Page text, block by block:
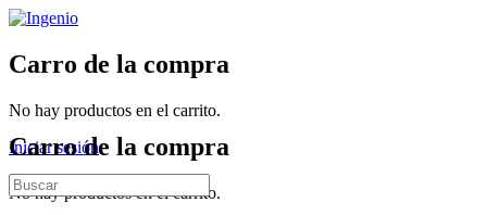
Alternar
lateral
Más
opciones
Carro de la compra
No hay productos en el carrito.
Iniciar sesión
Carro de la compra
No hay productos en el carrito.
Buscar: